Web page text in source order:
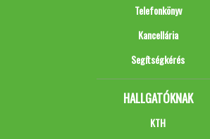
Telefonkönyv
Kancellária
Segítségkérés
HALLGATÓKNAK
KTH